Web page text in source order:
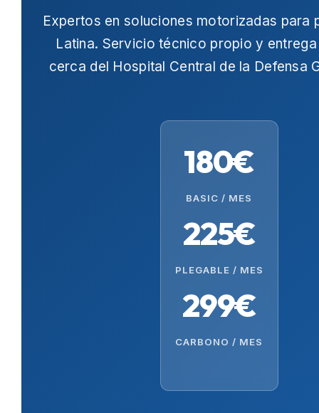
Expertos en soluciones motorizadas para
Latina. Servicio técnico propio y
cerca del Hospital Central de la Defensa
180€
BASIC / MES
225€
PLEGABLE / MES
299€
CARBONO / MES